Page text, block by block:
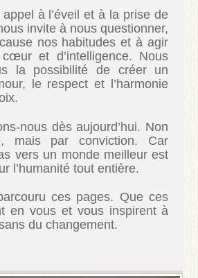
à l’éveil et à la prise de
invite à nous questionner,
nos habitudes et à agir
et d’intelligence. Nous
la possibilité de créer un
le respect et l’harmonie
nous dès aujourd’hui. Non
mais par conviction. Car
vers un monde meilleur est
l’humanité tout entière.
ces pages. Que ces
en vous et vous inspirent à
du changement.